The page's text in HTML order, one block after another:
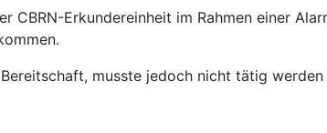
Erkundereinheit im Rahmen einer
musste jedoch nicht tätig